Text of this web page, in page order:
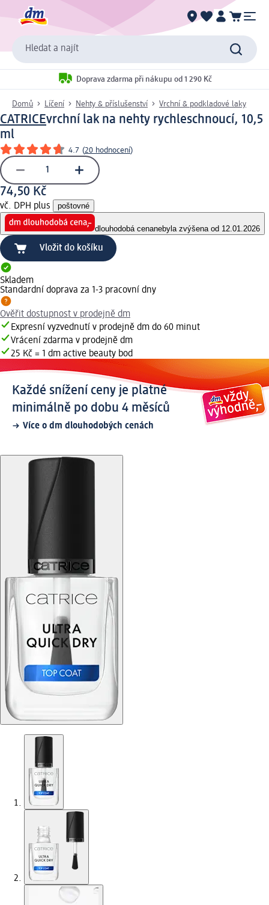
Hledat a najít
Doprava zdarma při nákupu od 1 290 Kč
Domů Líčení Nehty & příslušenství Vrchní & podkladové laky
CATRICEvrchní lak na nehty rychleschnoucí, 10,5
ml
4.7 (20 hodnocení)
74,50 Kč
vč. DPH plus poštovné
dlouhodobá cenanebyla zvýšena od 12.01.2026
Vložit do košíku
Skladem
Standardní doprava za 1-3 pracovní dny
Ověřit dostupnost v prodejně dm
Expresní vyzvednutí v prodejně dm do 60 minut
Vrácení zdarma v prodejně dm
25 Kč = 1 dm active beauty bod
Každé snížení ceny je platné
minimálně po dobu 4 měsíců
Více o dm dlouhodobých cenách